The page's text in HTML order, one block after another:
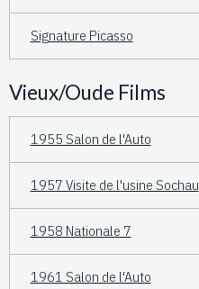
Signature Picasso
Vieux/Oude Films
1955 Salon de l'Auto
1957 Visite de l'usine Sochau
1958 Nationale 7
1961 Salon de l'Auto